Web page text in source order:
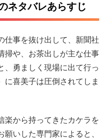
ネタバレあらすじ
仕事を抜け出して、新聞社
掃や、お茶出しが主な仕事
、勇ましく現場に出て行っ
に喜美子は圧倒されてしま
楽から持ってきたカケラを
いした専門家によると、